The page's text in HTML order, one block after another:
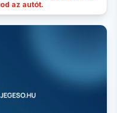
az autót.